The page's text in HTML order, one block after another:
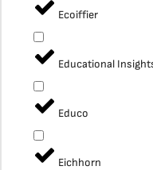
Ecoiffier
Educational
Educo
Eichhorn